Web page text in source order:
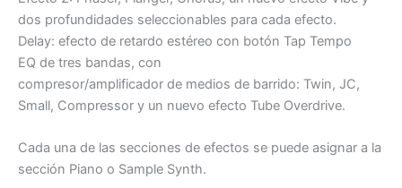
dos profundidades seleccionables para cada efecto.
Delay: efecto de retardo estéreo con botón Tap Tempo
EQ de tres bandas, con
compresor/amplificador de medios de barrido: Twin, JC,
Small, Compressor y un nuevo efecto Tube Overdrive.
Cada una de las secciones de efectos se puede asignar a la
sección Piano o Sample Synth.